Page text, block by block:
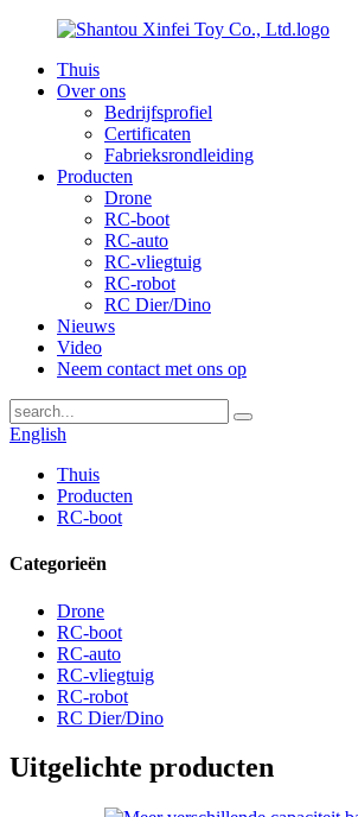
Thuis
Over ons
Bedrijfsprofiel
Certificaten
Fabrieksrondleiding
Producten
Drone
RC-boot
RC-auto
RC-vliegtuig
RC-robot
RC Dier/Dino
Nieuws
Video
Neem contact met ons op
English
Thuis
Producten
RC-boot
Categorieën
Drone
RC-boot
RC-auto
RC-vliegtuig
RC-robot
RC Dier/Dino
Uitgelichte producten